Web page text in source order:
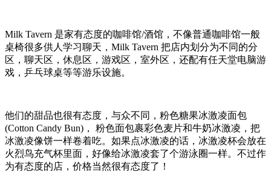
Milk Tavern 是家有态度的咖啡馆/酒馆，不像普通咖啡馆一般
桌椅很多供人学习聊天，Milk Tavern 把店内划分为不同的分
区，聊天区，休息区，游戏区，室外区，还配有任天堂电脑游
戏，乒乓球桌等等游乐设施。
他们的甜品也很有态度，与众不同，粉色糖果冰激凌面包
(Cotton Candy Bun)， 粉色面包裹彩色麦片和牛奶冰激凌，把
冰激凌像饼一样卷着吃。如果点冰激凌的话，冰激凌杯会放在
火烈鸟充气杯里面，好像给冰激凌套了个游泳圈一样。不过作
为有态度的店，价格当然很有态度了！